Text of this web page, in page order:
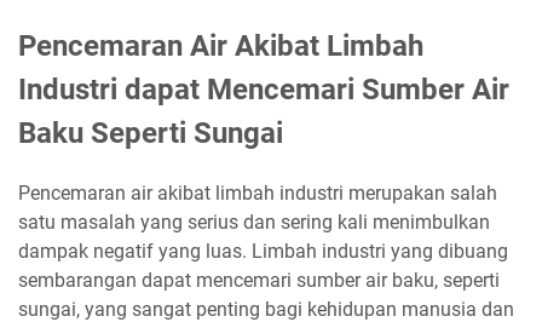
Pencemaran Air Akibat Limbah
Industri dapat Mencemari Sumber Air
Baku Seperti Sungai
Pencemaran air akibat limbah industri merupakan salah
satu masalah yang serius dan sering kali menimbulkan
dampak negatif yang luas. Limbah industri yang dibuang
sembarangan dapat mencemari sumber air baku, seperti
sungai, yang sangat penting bagi kehidupan manusia dan